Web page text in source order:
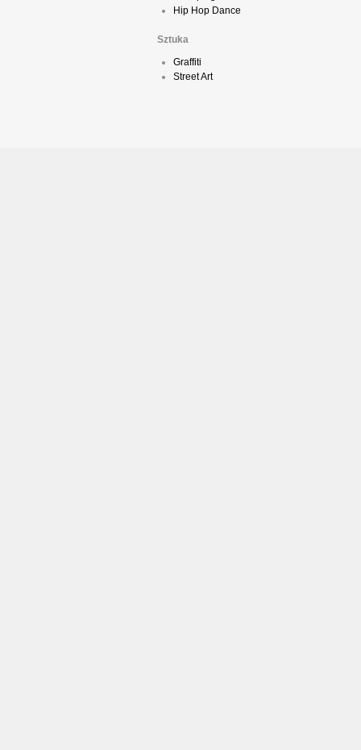
Hip Hop Dance
Sztuka
Graffiti
Street Art